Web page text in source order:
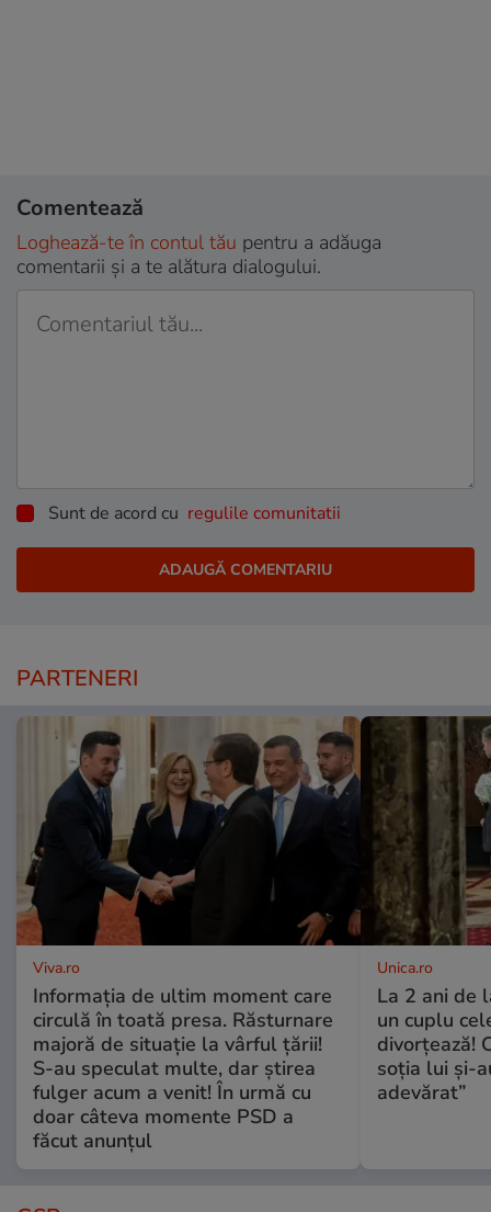
Comentează
Loghează-te în contul tău pentru a adăuga
comentarii și a te alătura dialogului.
Sunt de acord cu regulile comunitatii
PARTENERI
Viva.ro
Informația de ultim moment care
circulă în toată presa. Răsturnare
majoră de situație la vârful țării!
S-au speculat multe, dar știrea
fulger acum a venit! În urmă cu
doar câteva momente PSD a
făcut anunțul
Unica.ro
La 2 ani de
un cuplu
divorțează!
soția lui și-
adevărat”